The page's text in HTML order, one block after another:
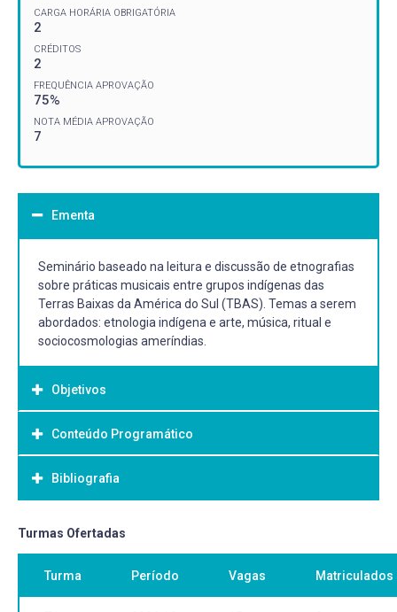
CARGA HORÁRIA OBRIGATÓRIA
2
CRÉDITOS
2
FREQUÊNCIA APROVAÇÃO
75%
NOTA MÉDIA APROVAÇÃO
7
Ementa
Seminário baseado na leitura e discussão de etnografias
sobre práticas musicais entre grupos indígenas das
Terras Baixas da América do Sul (TBAS). Temas a serem
abordados: etnologia indígena e arte, música, ritual e
sociocosmologias ameríndias.
Objetivos
Objetivo Geral:
Conhecer a produção acadêmica sobre práticas musicais
nas sociedades indígenas das TBAS, construindo uma
a partir da leitura e discussão de artigos científicos em
no Brasil.
Estudar e debater artigos científicos sobre músicas
Conteúdo Programático
Bibliografia
Bibliografia Básica:
LUCAS, Maria Elisabeth; STEIN, Marília Raquel (Org.). Yvy
Poty, Yva'a: Flores e frutos da terra: Mbya mborai nhendu:
cantos e danças tradicionais Mbya-Guarani. Porto Alegre:
Turmas Ofertadas
Turma Período Vagas Matriculados